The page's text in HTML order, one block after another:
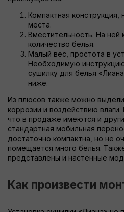
Компактная
места.
Вместительность. На
количество белья.
Малый вес, простота в
Необходимую
сушилку для белья
ниже.
Из плюсов также можно
коррозии и воздействию
что в продаже имеются и
стандартная мобильная
достаточно компактна, но не
помещается много белья.
представлены и настенные
Как произвести